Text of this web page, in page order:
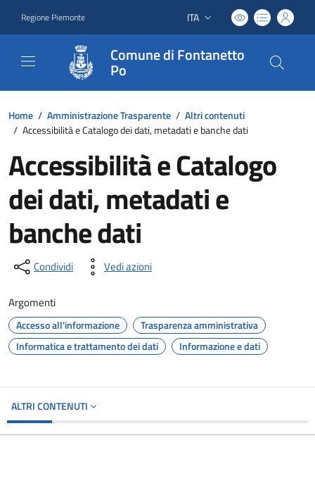
Regione Piemonte Lingua attiva:
ITA
Comune di Fontanetto
Po
Home / Amministrazione Trasparente / Altri contenuti
/ Accessibilità e Catalogo dei dati, metadati e banche dati
Accessibilità e Catalogo
dei dati, metadati e
banche dati
Condividi Vedi azioni
Argomenti
Accesso all'informazione
Trasparenza amministrativa
Informatica e trattamento dei dati
Informazione e dati
ALTRI CONTENUTI